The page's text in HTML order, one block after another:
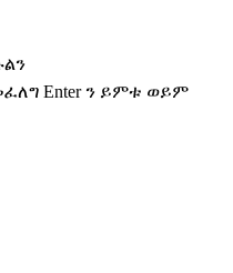
Enter ን ይምቱ ወይም